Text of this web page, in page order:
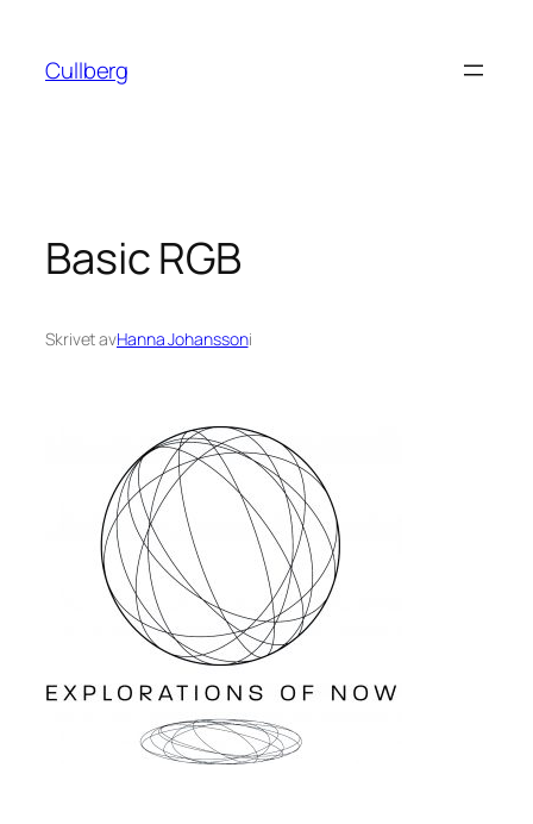
innehåll
Cullberg
Basic RGB
Skrivet avHanna Johanssoni